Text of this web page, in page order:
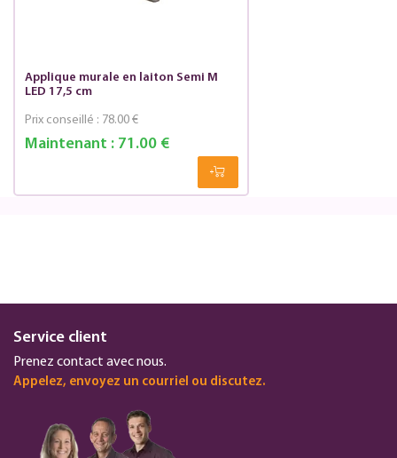
Applique murale en laiton Semi M
LED 17,5 cm
Maintenant :71.00 €
Prix conseillé : 78.00 €
Service client
Prenez contact avec nous.
Appelez, envoyez un courriel ou discutez.